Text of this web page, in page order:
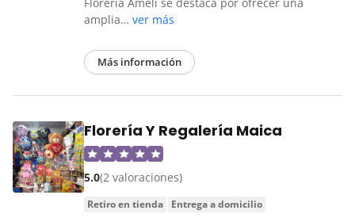
amplia… ver más
Más información
Florería Y Regalería Maica
5.0(2 valoraciones)
retiro en tienda entrega a domicilio